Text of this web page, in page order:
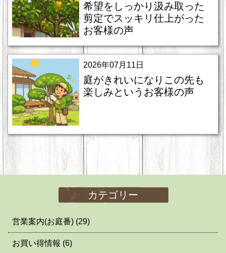
希望をしっかり汲み取った
剪定でスッキリ仕上がった
お客様の声
2026年07月11日
庭がきれいになりこの先も
楽しみというお客様の声
カテゴリー
営業案内(お庭番) (29)
お買い得情報 (6)